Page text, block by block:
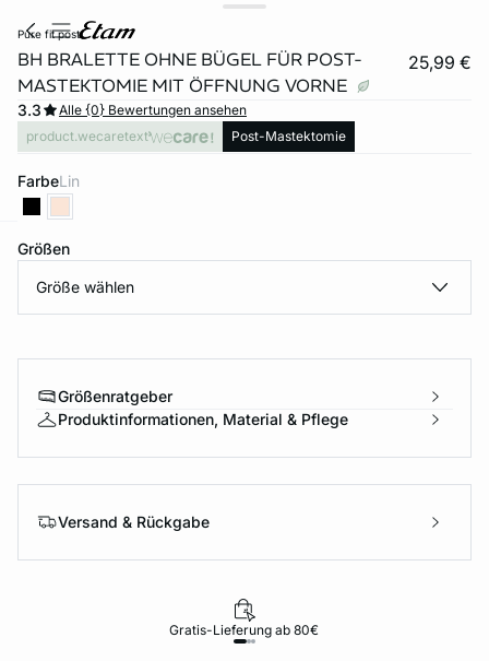
pure fit post
BH BRALETTE OHNE BÜGEL FÜR POST-
MASTEKTOMIE MIT ÖFFNUNG VORNE
25,99 €
3.3
Alle {0} Bewertungen ansehen
product.wecaretext
Post-Mastektomie
Farbe lin
Größen
Größe wählen
Größenratgeber
Produktinformationen, Material & Pflege
Versand & Rückgabe
Gratis-Lieferung ab 80€